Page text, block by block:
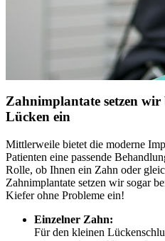
Zahnimplantate setzen
Lücken ein
Mittlerweile bietet die moderne
Patienten eine passende
Rolle, ob Ihnen ein Zahn oder
Zahnimplantate setzen wir sogar
Kiefer ohne Probleme ein!
Einzelner Zahn:
Für den kleinen